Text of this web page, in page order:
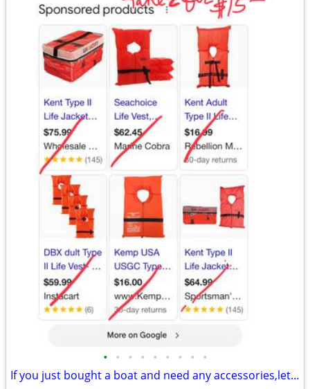
• • • • • • • • •
If you just bought a boat and need any accessories,let us know. I sold